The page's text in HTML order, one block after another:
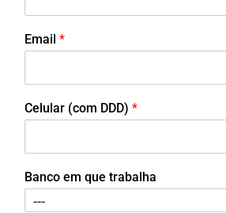
Email *
Celular (com DDD) *
Banco em que trabalha